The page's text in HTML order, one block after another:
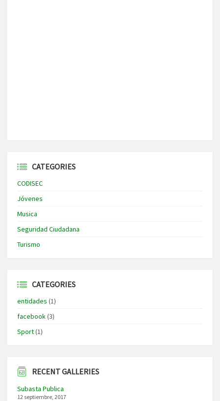
CATEGORIES
CODISEC
Jóvenes
Musica
Seguridad Ciudadana
Turismo
CATEGORIES
entidades (1)
facebook(3)
Sport(1)
RECENT GALLERIES
Subasta Publica
12 septiembre, 2017